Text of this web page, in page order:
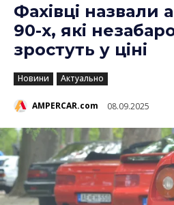
Фахівці назвали
90-х, які
зростуть у ціні
Новини Актуально
AMPERCAR.com 08.09.2025